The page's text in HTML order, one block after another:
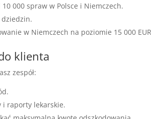
000 spraw w Polsce i Niemczech.
dziedzin.
w Niemczech na poziomie 15 000
klienta
zespół:
i raporty lekarskie.